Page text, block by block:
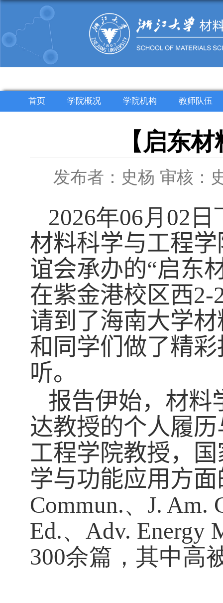
首页 学院概况 学院机构 教师队伍
【启东
发布者：史杨 审核：
2026年06月 02 日
材料科学与工程
谊会承办的“启东
在紫金港校区西2-
请到了海南大学
和同学们做了精
听。
报告伊始，材料
达教授的个人履
工程学院教授，
学与功能应用方
Commun.、 J. Am.
Ed.、 Adv. Energy
300余篇，其中高